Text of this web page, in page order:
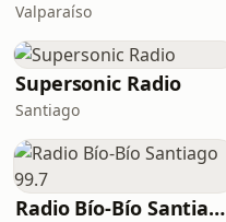
Valparaíso
Supersonic Radio
Santiago
Radio Bío-Bío Santiago 99.7